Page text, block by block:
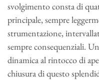
svolgimento consta di
principale, sempre
strumentazione,
sempre consequenziali.
dinamica al rintocco di
chiusura di questo